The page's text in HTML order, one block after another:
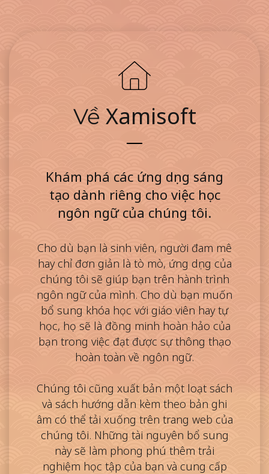
Về Xamisoft
Khám phá các ứng dụng sáng
tạo dành riêng cho việc học
ngôn ngữ của chúng tôi.
Cho dù bạn là sinh viên, người đam mê
hay chỉ đơn giản là tò mò, ứng dụng của
chúng tôi sẽ giúp bạn trên hành trình
ngôn ngữ của mình. Cho dù bạn muốn
bổ sung khóa học với giáo viên hay tự
học, họ sẽ là đồng minh hoàn hảo của
bạn trong việc đạt được sự thông thạo
hoàn toàn về ngôn ngữ.
Chúng tôi cũng xuất bản một loạt sách
và sách hướng dẫn kèm theo bản ghi
âm có thể tải xuống trên trang web của
chúng tôi. Những tài nguyên bổ sung
này sẽ làm phong phú thêm trải
nghiệm học tập của bạn và cung cấp